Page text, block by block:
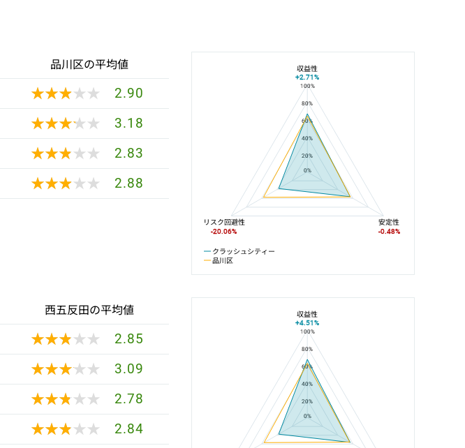
品川区の平均値
★★★★★
★★★★★ 2.90
★★★★★
★★★★★ 3.18
★★★★★
★★★★★ 2.83
★★★★★
★★★★★ 2.88
クラッシュシティーと品川区の平均値の総合評価の比較
100%
80%
60%
40%
20%
0%
クラッシュシティー
品川区
収益性
+2.71%
リスク回避性
-20.06%
安定性
-0.48%
西五反田の平均値
★★★★★
★★★★★ 2.85
★★★★★
★★★★★ 3.09
★★★★★
★★★★★ 2.78
★★★★★
★★★★★ 2.84
クラッシュシティーと西五反田の平均値の総合評価の比較
100%
80%
60%
40%
20%
0%
収益性
+4.51%